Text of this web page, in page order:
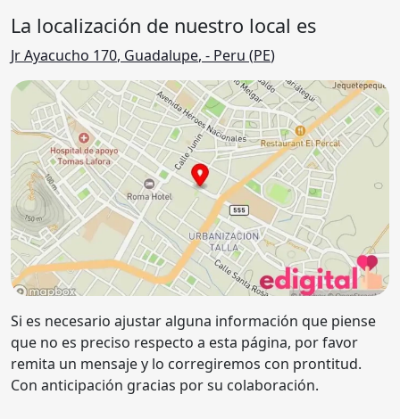
La localización de nuestro local es
Jr Ayacucho 170, Guadalupe, - Peru (PE)
Si es necesario ajustar alguna información que piense
que no es preciso respecto a esta página, por favor
remita un mensaje y lo corregiremos con prontitud.
Con anticipación gracias por su colaboración.